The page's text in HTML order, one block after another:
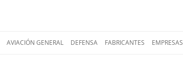
al
AVIACIÓN GENERAL DEFENSA FABRICANTES EMPRESAS